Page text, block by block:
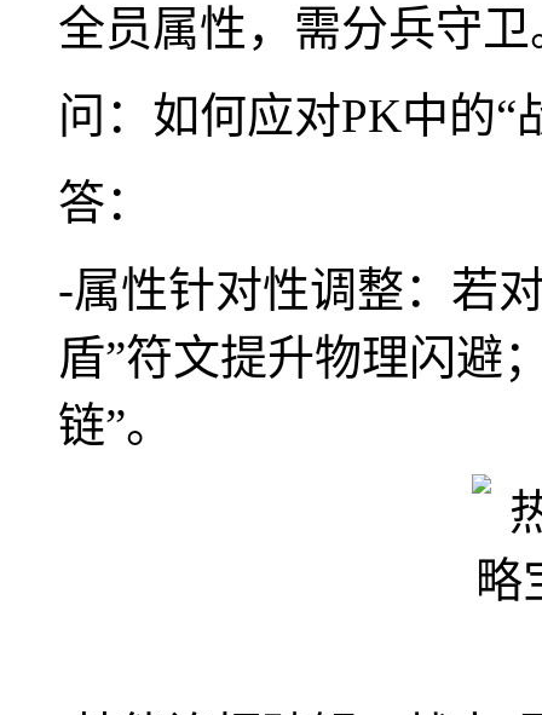
全员属性，需分兵守卫
问：如何应对PK中的“
答：
-属性针对性调整：若
盾”符文提升物理闪避
链”。